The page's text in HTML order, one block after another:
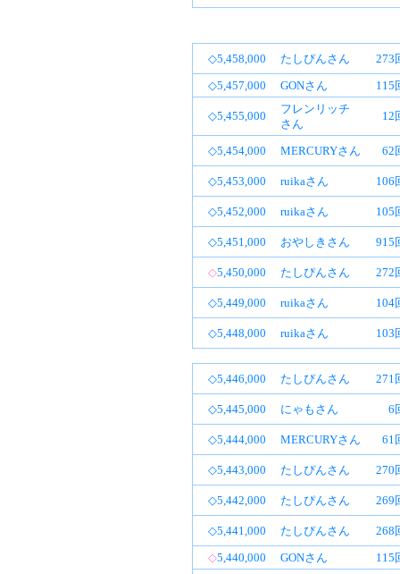
◇5,458,000 たしぴんさん
273
◇5,457,000
GONさん 115
◇5,455,000
フレンリッチ
さん
12
◇5,454,000 MERCURYさん 62
◇5,453,000 ruikaさん 106
◇5,452,000 ruikaさん 105
◇5,451,000 おやしきさん 915
◇5,450,000 たしぴんさん 272
◇5,449,000 ruikaさん 104
◇5,448,000 ruikaさん 103
◇5,446,000 たしぴんさん 271
◇5,445,000 にゃもさん 6
◇5,444,000 MERCURYさん 61
◇5,443,000 たしぴんさん 270
◇5,442,000 たしぴんさん 269
◇5,441,000 たしぴんさん
268
◇5,440,000 GONさん 115